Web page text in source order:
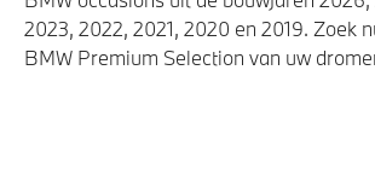
2023, 2022, 2021, 2020 en 2019. Zoek
BMW Premium Selection van uw